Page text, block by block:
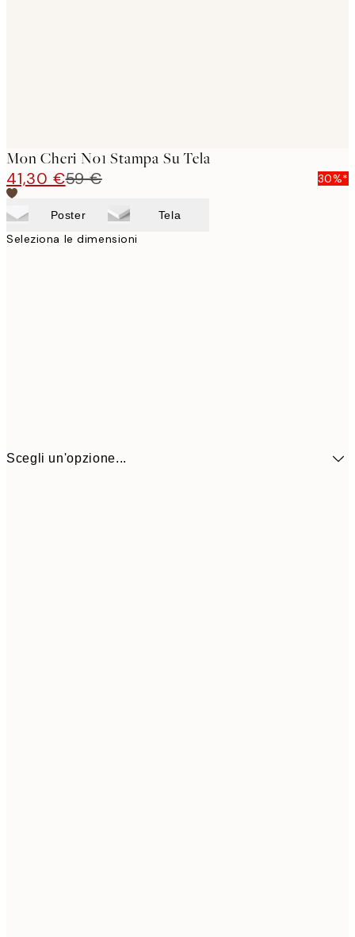
Mon Cheri No1 Stampa Su Tela
41,30 €59 € 30%*
Poster Tela
Seleziona le dimensioni
Scegli un'opzione...